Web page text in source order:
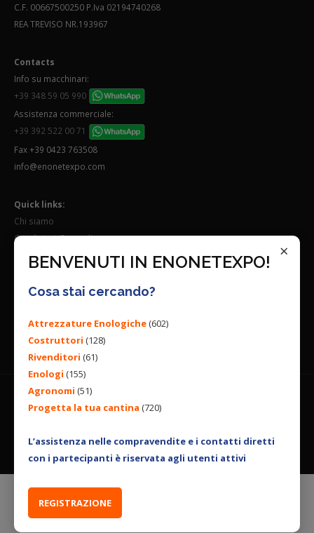
×
BENVENUTI IN ENONETEXPO!
Cosa stai cercando?
Attrezzature Enologiche(602)
Costruttori (128)
Rivenditori (61)
Enologi (155)
Agronomi (51)
Progetta la tua cantina (720)
L’assistenza nelle compravendite e i contatti diretti
con i partecipanti è riservata agli utenti attivi
REGISTRAZIONE
C.F. 00667500250 P.Iva 02194740268
REA TREVISO NR.193967
Contacts
Info su macchinari:
+39 348 59 05 990
Assistenza commerciale:
+39 392 522 00 71
Fax +39 0423 763508
info@enonetexpo.com
Quick links:
Chi siamo
Condizioni Generali
Lavora con noi
Seguici su:
© 2026 ENGINEERING BY